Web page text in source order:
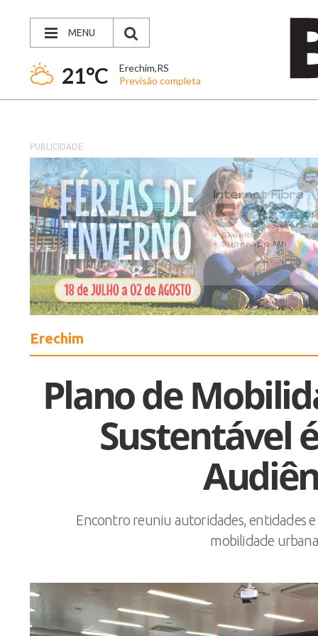
MENU
21°C
Erechim,RS
Previsão completa
PUBLICIDADE
Erechim
Plano de
Sustentável
Encontro reuniu autoridades, entidades
mobilidade